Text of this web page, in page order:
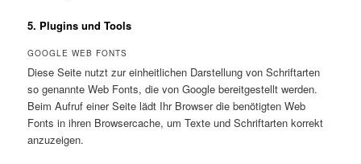
5. Plugins und Tools
GOOGLE WEB FONTS
Diese Seite nutzt zur einheitlichen Darstellung von Schriftarten
so genannte Web Fonts, die von Google bereitgestellt werden.
Beim Aufruf einer Seite lädt Ihr Browser die benötigten Web
Fonts in ihren Browsercache, um Texte und Schriftarten korrekt
anzuzeigen.